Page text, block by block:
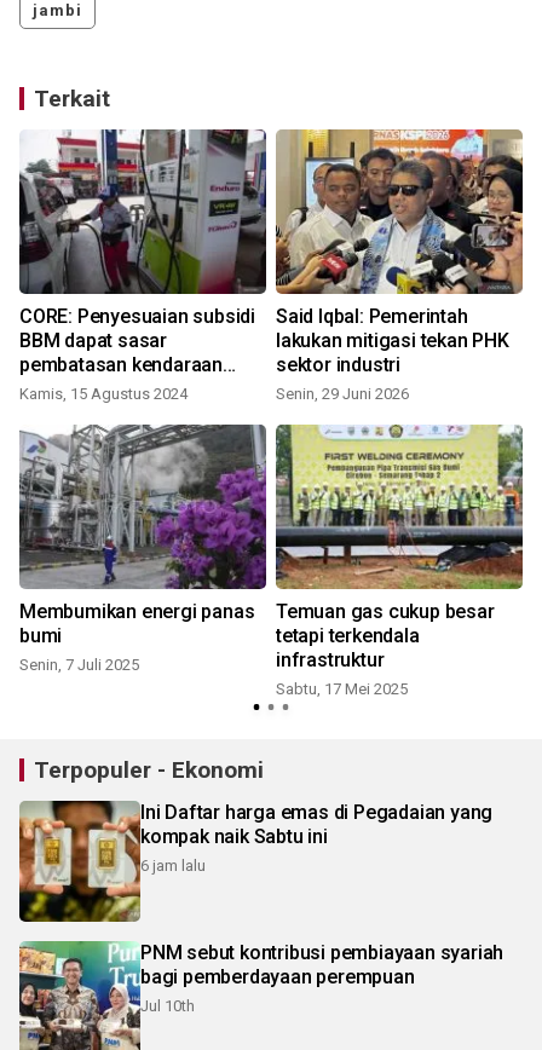
jambi
Terkait
CORE: Penyesuaian subsidi
BBM dapat sasar
pembatasan kendaraan
pribadi
Kamis, 15 Agustus 2024
Said Iqbal: Pemerintah
lakukan mitigasi tekan PHK
sektor industri
Senin, 29 Juni 2026
Membumikan energi panas
bumi
Senin, 7 Juli 2025
Temuan gas cukup besar
tetapi terkendala
infrastruktur
Sabtu, 17 Mei 2025
Terpopuler - Ekonomi
Ini Daftar harga emas di Pegadaian yang
kompak naik Sabtu ini
6 jam lalu
PNM sebut kontribusi pembiayaan syariah
bagi pemberdayaan perempuan
Jul 10th